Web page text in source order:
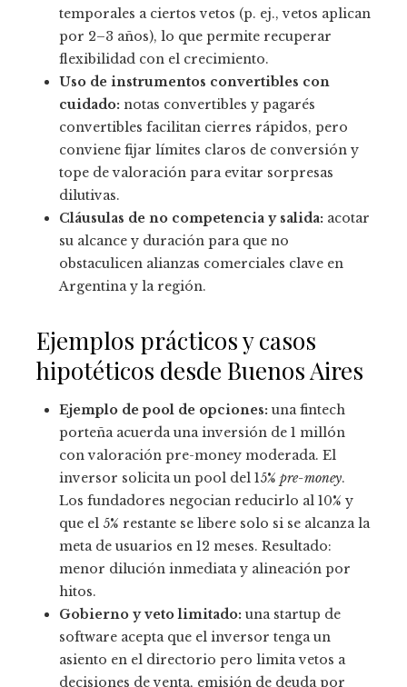
temporales a ciertos vetos (p. ej., vetos aplican
por 2–3 años), lo que permite recuperar
flexibilidad con el crecimiento.
Uso de instrumentos convertibles con
cuidado: notas convertibles y pagarés
convertibles facilitan cierres rápidos, pero
conviene fijar límites claros de conversión y
tope de valoración para evitar sorpresas
dilutivas.
Cláusulas de no competencia y salida: acotar
su alcance y duración para que no
obstaculicen alianzas comerciales clave en
Argentina y la región.
Ejemplos prácticos y casos
hipotéticos desde Buenos Aires
Ejemplo de pool de opciones: una fintech
porteña acuerda una inversión de 1 millón
con valoración pre-money moderada. El
inversor solicita un pool del 15% pre-money.
Los fundadores negocian reducirlo al 10% y
que el 5% restante se libere solo si se alcanza la
meta de usuarios en 12 meses. Resultado:
menor dilución inmediata y alineación por
hitos.
Gobierno y veto limitado: una startup de
software acepta que el inversor tenga un
asiento en el directorio pero limita vetos a
decisiones de venta, emisión de deuda por